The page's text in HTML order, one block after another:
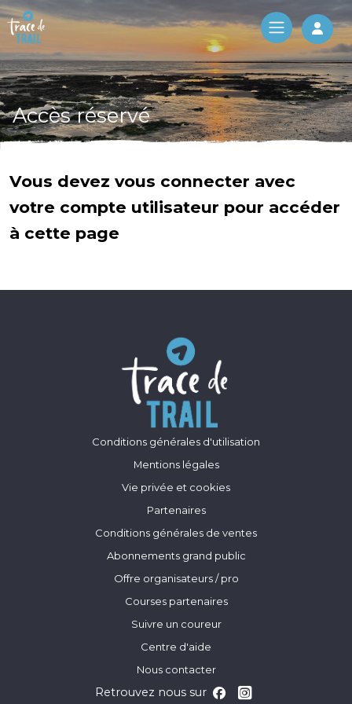
Log
Accès réservé
Vous devez vous connecter avec
votre compte utilisateur pour accéder
à cette page
Conditions générales d'utilisation
Mentions légales
Vie privée et cookies
Partenaires
Conditions générales de ventes
Abonnements grand public
Offre organisateurs / pro
Courses partenaires
Suivre un coureur
Centre d'aide
Nous contacter
Retrouvez nous sur